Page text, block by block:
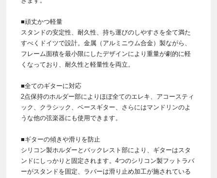
■頑丈かつ軽量
スタンドの安定性、耐久性、持ち運びのしやすさを全て満た
すべくドイツで設計。金属（アルミニウム合金）製ながら、
フレーム面積を最小限にしたデザインにより重量が劇的に軽
くなっており、耐久性と軽量性を両立。
■全てのギターに対応
2点保持のホルダー部によりほぼ全てのエレキ、アコースティ
ック、クラシック、ベースギター、さらにはマンドリンのよ
うな他の弦楽器にも使用できます。
■ギターの傾きや滑りを防止
シリコン製ホルダーとバックレスト部により、ギターはスタ
ンドにしっかりと固定されます。4つのシリコン製フットラバ
ーがスタンドを固定、ラバーは滑り止め加工が施されている